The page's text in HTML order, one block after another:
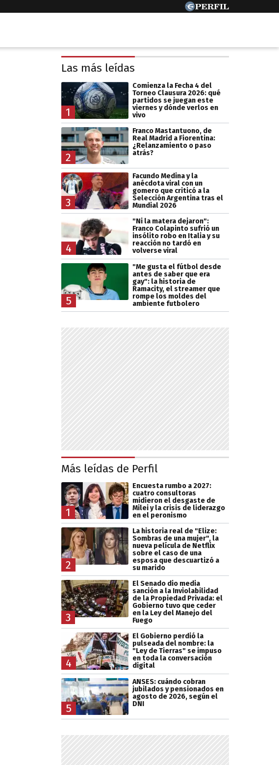
Las más leídas
1
Comienza la Fecha 4 del
Torneo Clausura 2026: qué
partidos se juegan este
viernes y dónde verlos en
vivo
2
Franco Mastantuono, de
Real Madrid a Fiorentina:
¿Relanzamiento o paso
atrás?
3
Facundo Medina y la
anécdota viral con un
gomero que criticó a la
Selección Argentina tras el
Mundial 2026
4
"Ni la matera dejaron":
Franco Colapinto sufrió un
insólito robo en Italia y su
reacción no tardó en
volverse viral
5
"Me gusta el fútbol desde
antes de saber que era
gay": la historia de
Ramacity, el streamer que
rompe los moldes del
ambiente futbolero
Más leídas de Perfil
1
Encuesta rumbo a 2027:
cuatro consultoras
midieron el desgaste de
Milei y la crisis de liderazgo
en el peronismo
2
La historia real de "Elize:
Sombras de una mujer", la
nueva película de Netflix
sobre el caso de una
esposa que descuartizó a
su marido
3
El Senado dio media
sanción a la Inviolabilidad
de la Propiedad Privada: el
Gobierno tuvo que ceder
en la Ley del Manejo del
Fuego
4
El Gobierno perdió la
pulseada del nombre: la
"Ley de Tierras" se impuso
en toda la conversación
digital
5
ANSES: cuándo cobran
jubilados y pensionados en
agosto de 2026, según el
DNI